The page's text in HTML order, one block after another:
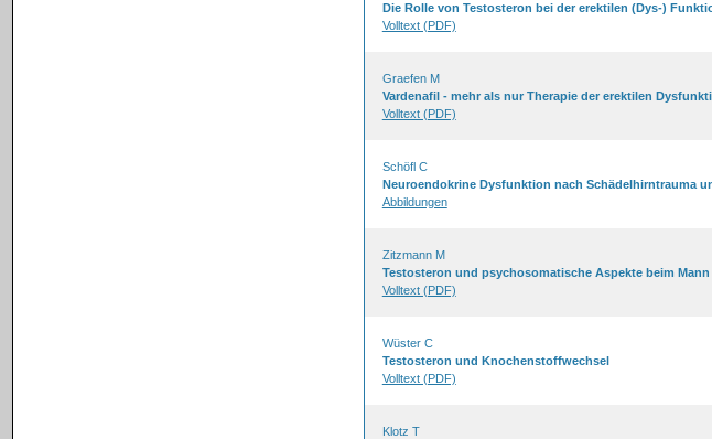
Die Rolle von Testosteron bei der erektilen (Dys-)
Volltext (PDF)
Graefen M
Vardenafil - mehr als nur Therapie der erektilen
Volltext (PDF)
Schöfl C
Neuroendokrine Dysfunktion nach Schädelhirntrauma
Abbildungen
Zitzmann M
Testosteron und psychosomatische Aspekte beim Mann
Volltext (PDF)
Wüster C
Testosteron und Knochenstoffwechsel
Volltext (PDF)
Klotz T